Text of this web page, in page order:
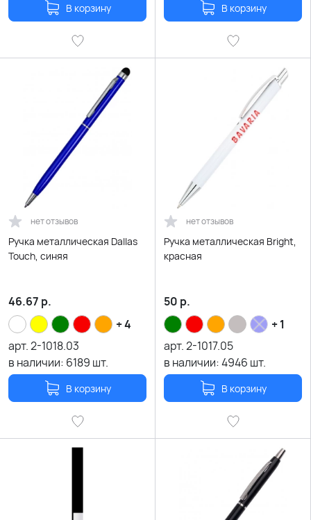
В корзину В корзину
нет отзывов
Ручка металлическая Dallas
Touch, синяя
46.67 р.
+ 4
арт.2-1018.03
в наличии: 6189 шт.
В корзину
нет отзывов
Ручка металлическая Bright,
красная
50 р.
+ 1
арт.2-1017.05
в наличии:4946 шт.
В корзину